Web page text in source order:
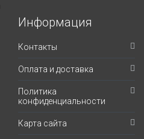
Информация
Контакты
Оплата и доставка
Политика
конфиденциальности
Карта сайта